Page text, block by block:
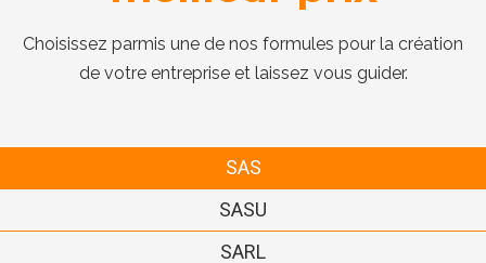
Choisissez parmis une de nos formules pour la création
de votre entreprise et laissez vous guider.
SAS
SASU
SARL